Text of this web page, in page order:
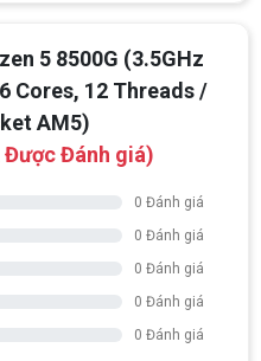
5 8500G (3.5GHz
Cores, 12 Threads /
AM5)
Được Đánh giá)
0 Đánh giá
0 Đánh giá
0 Đánh giá
0 Đánh giá
0 Đánh giá